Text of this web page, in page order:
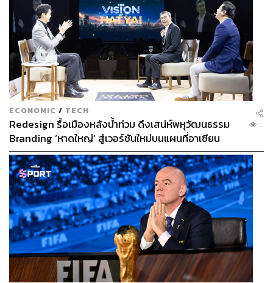
ECONOMIC / TECH
Redesign รื้อเมืองหลังน้ำท่วม ดึงเสน่ห์พหุวัฒนธรรม
Branding ‘หาดใหญ่’ สู่เวอร์ชันใหม่บนแผนที่อาเซียน
...